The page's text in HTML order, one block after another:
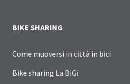
BIKE SHARING
Come muoversi in città in bici
Bike sharing La BiGi